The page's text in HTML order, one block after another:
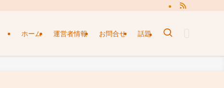
ホーム 運営者情報 お問合せ 話題